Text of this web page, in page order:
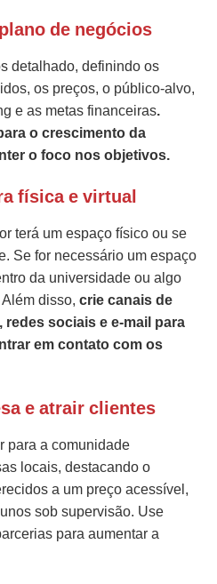
de negócios
detalhado, definindo os
os preços, o público-alvo,
e as metas financeiras.
o crescimento da
o foco nos objetivos.
física e virtual
terá um espaço físico ou se
Se for necessário um espaço
da universidade ou algo
disso,crie canais de
sociais e e-mail para
em contato com os
e atrair clientes
para a comunidade
locais, destacando o
a um preço acessível,
sob supervisão. Use
para aumentar a